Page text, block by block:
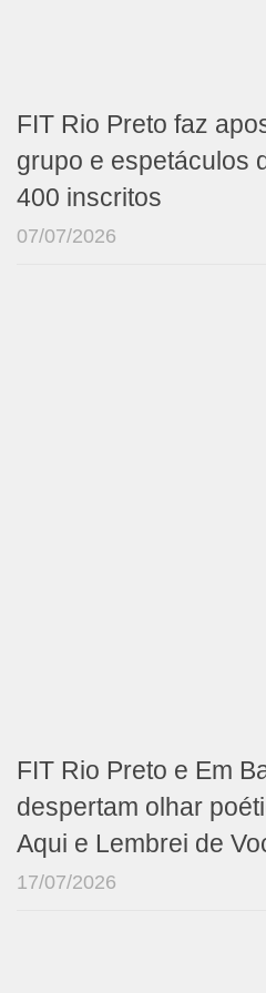
FIT Rio Preto faz
grupo e espetáculos
400 inscritos
07/07/2026
FIT Rio Preto e Em
despertam olhar
Aqui e Lembrei de
17/07/2026